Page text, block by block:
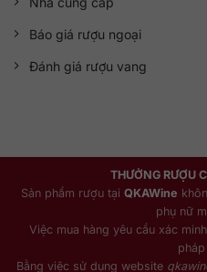
Báo giá rượu ngoại
Đánh giá rượu vang
THƯỞNG RƯỢU
Sản phẩm rượu tại QKAWine
phụ nữ
Việc mua hàng yêu cầu xác
Bằng việc sử dụng website